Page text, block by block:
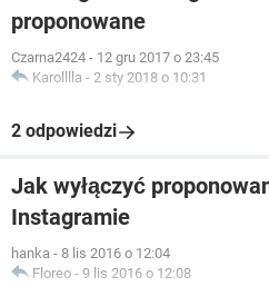
proponowane
Czarna2424 - 12 gru 2017 o 23:45
Karolllla - 2 sty 2018 o 10:31
2 odpowiedzi
Jak wyłączyć
Instagramie
hanka - 8 lis 2016 o 12:04
Floreo - 9 lis 2016 o 12:08